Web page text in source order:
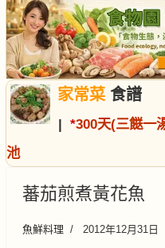
家常菜食譜
| *300天(三餸一
池
蕃茄煎煮黃花魚
魚鮮料理 2012年12月31日